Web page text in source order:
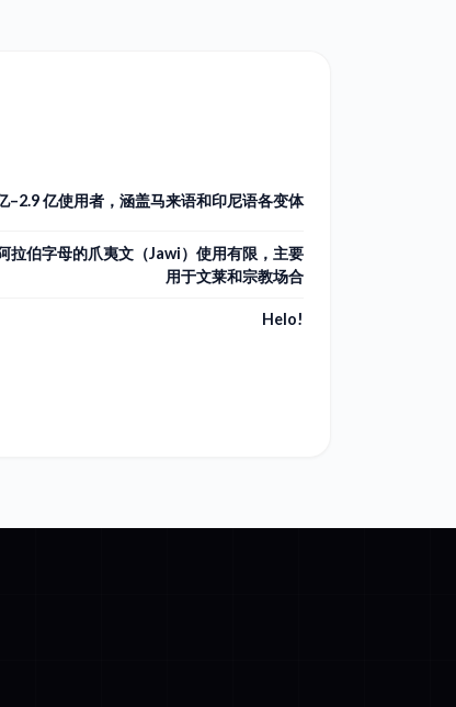
–2.9 亿使用者，涵盖马来语和印尼语各变体
拉伯字母的爪夷文（Jawi）使用有限，主要
用于文莱和宗教场合
Helo!